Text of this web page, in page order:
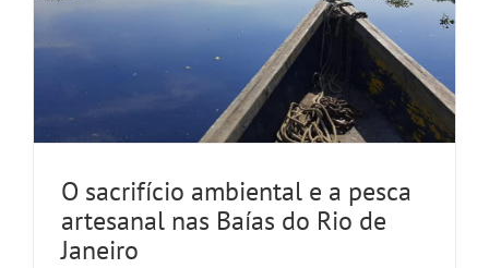
O sacrifício ambiental e a pesca
artesanal nas Baías do Rio de
Janeiro